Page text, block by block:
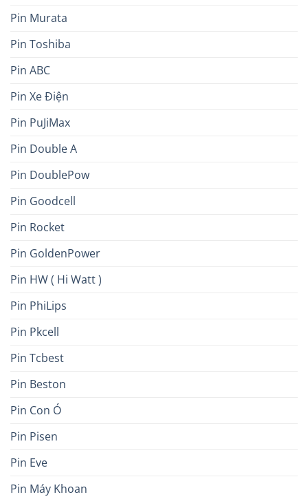
Pin Murata
Pin Toshiba
Pin ABC
Pin Xe Điện
Pin PuJiMax
Pin Double A
Pin DoublePow
Pin Goodcell
Pin Rocket
Pin GoldenPower
Pin HW ( Hi Watt )
Pin PhiLips
Pin Pkcell
Pin Tcbest
Pin Beston
Pin Con Ó
Pin Pisen
Pin Eve
Pin Máy Khoan